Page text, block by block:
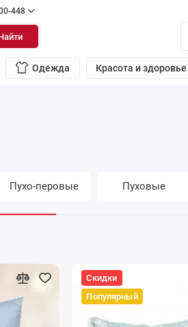
448
Одежда Красота и здоровье
Пухо-перовые Пуховые
Скидки
Популярный